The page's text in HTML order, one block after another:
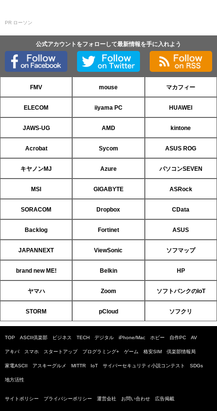
PR ローソン
公式アカウントをフォローして最新情報を手に入れよう
FMV mouse マカフィー
ELECOM iiyama PC HUAWEI
JAWS-UG AMD kintone
Acrobat Sycom ASUS ROG
キヤノンMJ Azure パソコンSEVEN
MSI GIGABYTE ASRock
SORACOM Dropbox CData
Backlog Fortinet ASUS
JAPANNEXT ViewSonic ソフマップ
brand new ME! Belkin HP
ヤマハ Zoom ソフトバンクのIoT
STORM pCloud ソフクリ
TOP ASCII倶楽部 ビジネス TECH デジタル iPhone/Mac ホビー 自作PC AV
アキバ スマホ スタートアップ プログラミング+ ゲーム 格安SIM 倶楽部情報局
家電ASCII アスキーグルメ MITTR IoT サイバーセキュリティ小説コンテスト SDGs
地方活性
サイトポリシー プライバシーポリシー 運営会社 お問い合わせ 広告掲載